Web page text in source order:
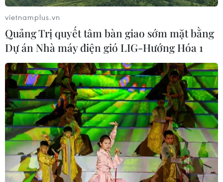
Nga: Nhân viên Đại sứ quán Mỹ mang
theo mìn vào sân bay Sheremetyevo
09/03/2019 15:11
Bộ Ngoại giao Nga thông báo, ngày 9/3 một nhân viên
của Đại sứ quán Mỹ đã cố gắng mang theo mìn trong
hành lý ở sân bay quốc tế Sheremetyevo ở thủ đô
Moskva.
vietnamplus.vn
Quảng Trị quyết tâm bàn giao sớm mặt bằng
Dự án Nhà máy điện gió LIG-Hướng Hóa 1